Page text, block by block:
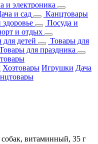
и электроника
и сад
Канцтовары
Посуда и
и отдых
детей
Товары для
для праздника
Хозтовары Игрушки Дача
витаминный, 35 г